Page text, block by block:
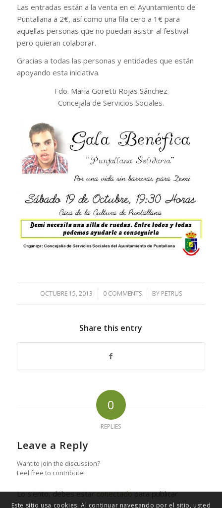
Las entradas están a la venta en el Ayuntamiento de
Puntallana a 2€, así como una fila cero a 1€ para
aquellas personas que no puedan asistir al festival
pero quieran colaborar.
Gracias a todas las personas y entidades que están
apoyando esta iniciativa.
Fdo. Maria Goretti Rojas Sánchez
Concejala de Servicios Sociales.
OCTUBRE 15, 2013
/ 0 COMMENTS
/ BY PETRUS
Share this entry
0
REPLIES
Leave a Reply
Want to join the discussion?
Feel free to contribute!
Lo siento, debes estarconectadopara publicar
un comentario.
Este sitio usa cookies. Al continuar navegando por el sitio, usted